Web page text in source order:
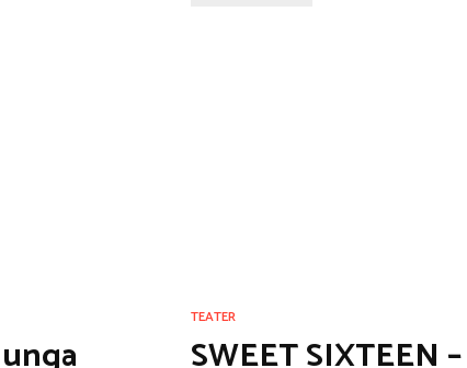
TEATER
SWEET SIXTEEN